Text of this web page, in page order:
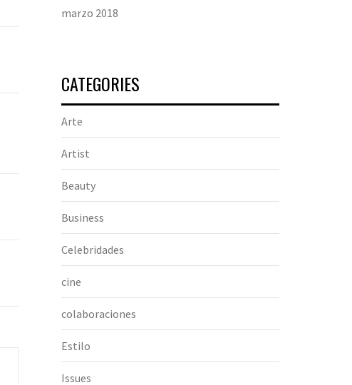
marzo 2018
CATEGORIES
Arte
Artist
Beauty
Business
Celebridades
cine
colaboraciones
Estilo
Issues